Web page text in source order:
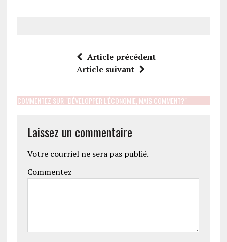
Article précédent
Article suivant
COMMENTEZ SUR "DÉVELOPPER L’ÉCONOMIE, MAIS COMMENT?"
Laissez un commentaire
Votre courriel ne sera pas publié.
Commentez